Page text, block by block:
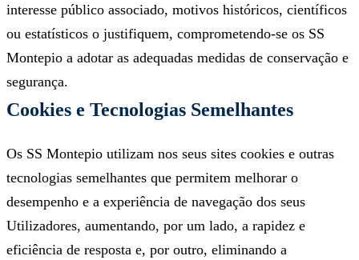
interesse público associado, motivos históricos, científicos
ou estatísticos o justifiquem, comprometendo-se os SS
Montepio a adotar as adequadas medidas de conservação e
segurança.
Cookies e Tecnologias Semelhantes
Os SS Montepio utilizam nos seus sites cookies e outras
tecnologias semelhantes que permitem melhorar o
desempenho e a experiência de navegação dos seus
Utilizadores, aumentando, por um lado, a rapidez e
eficiência de resposta e, por outro, eliminando a